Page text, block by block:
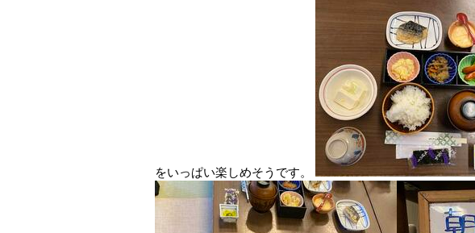
をいっぱい楽しめそうです。